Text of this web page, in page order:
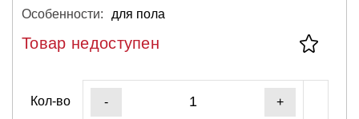
Особенности:
для пола
Товар недоступен
Кол-во - +